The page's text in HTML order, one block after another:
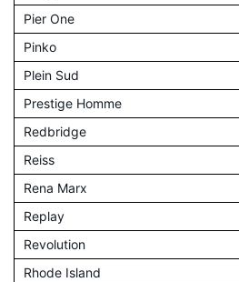
Pier One
Pinko
Plein Sud
Prestige Homme
Redbridge
Reiss
Rena Marx
Replay
Revolution
Rhode Island